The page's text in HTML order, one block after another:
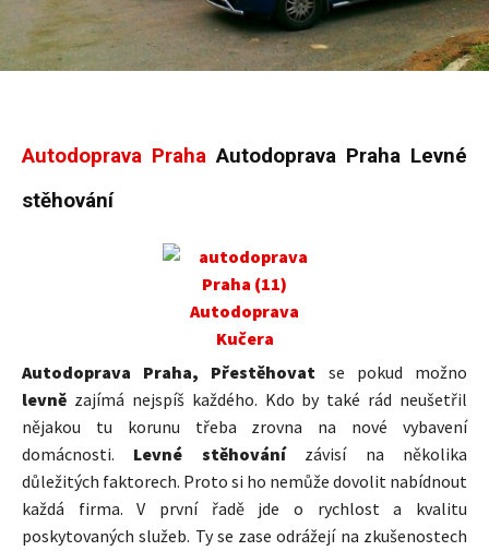
Autodoprava Praha Autodoprava Praha Levné
stěhování
Autodoprava Praha, Přestěhovat se pokud možno
levně zajímá nejspíš každého. Kdo by také rád neušetřil
nějakou tu korunu třeba zrovna na nové vybavení
domácnosti. Levné stěhovánízávisí na několika
důležitých faktorech. Proto si ho nemůže dovolit nabídnout
každá firma. V první řadě jde o rychlost a kvalitu
poskytovaných služeb. Ty se zase odrážejí na zkušenostech